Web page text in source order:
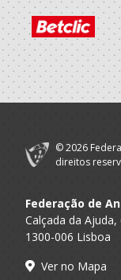
© 2026
direitos
Federação de
Calçada da Ajuda,
1300-006 Lisboa
Ver no Mapa